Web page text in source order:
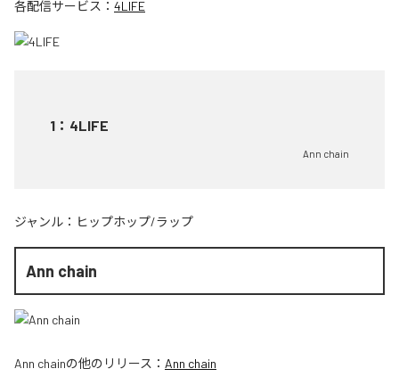
各配信サービス： 4LIFE
1 ： 4LIFE
Ann chain
ジャンル： ヒップホップ/ラップ
Ann chain
Ann chainの他のリリース： Ann chain